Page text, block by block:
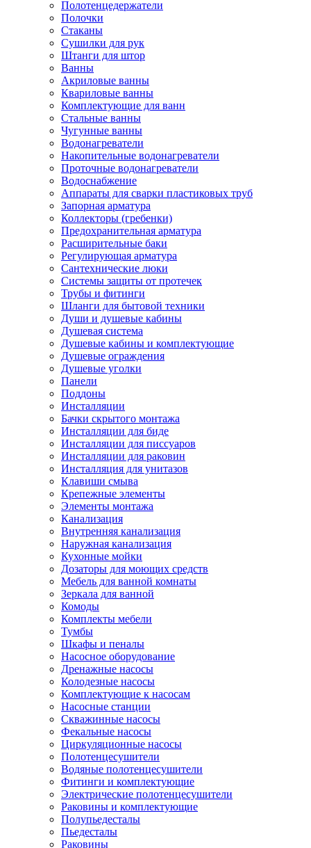
Полотенцедержатели
Полочки
Стаканы
Сушилки для рук
Штанги для штор
Ванны
Акриловые ванны
Квариловые ванны
Комплектующие для ванн
Стальные ванны
Чугунные ванны
Водонагреватели
Накопительные водонагреватели
Проточные водонагреватели
Водоснабжение
Аппараты для сварки пластиковых труб
Запорная арматура
Коллекторы (гребенки)
Предохранительная арматура
Расширительные баки
Регулирующая арматура
Сантехнические люки
Системы защиты от протечек
Трубы и фитинги
Шланги для бытовой техники
Души и душевые кабины
Душевая система
Душевые кабины и комплектующие
Душевые ограждения
Душевые уголки
Панели
Поддоны
Инсталляции
Бачки скрытого монтажа
Инсталляции для биде
Инсталляции для писсуаров
Инсталляции для раковин
Инсталляция для унитазов
Клавиши смыва
Крепежные элементы
Элементы монтажа
Канализация
Внутренняя канализация
Наружная канализация
Кухонные мойки
Дозаторы для моющих средств
Мебель для ванной комнаты
Зеркала для ванной
Комоды
Комплекты мебели
Тумбы
Шкафы и пеналы
Насосное оборудование
Дренажные насосы
Колодезные насосы
Комплектующие к насосам
Насосные станции
Скважинные насосы
Фекальные насосы
Циркуляционные насосы
Полотенцесушители
Водяные полотенцесушители
Фитинги и комплектующие
Электрические полотенцесушители
Раковины и комплектующие
Полупьедесталы
Пьедесталы
Раковины